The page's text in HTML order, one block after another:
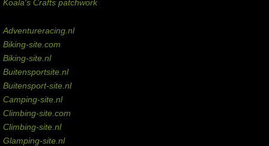
Koala's Crafts patchwork
Adventureracing.nl
Biking-site.com
Biking-site.nl
Buitensportsite.nl
Buitensport-site.nl
Camping-site.nl
Climbing-site.com
Climbing-site.nl
Glamping-site.nl